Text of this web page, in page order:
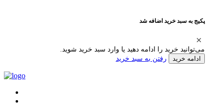
پکیج به سبد خرید اضافه شد
می‌توانید خرید را ادامه دهید یا وارد سبد خرید شوید.
ادامه خرید رفتن به سبد خرید